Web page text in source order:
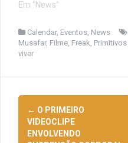
Em "News"
Calendar, Eventos News
Musafar, Filme Freak
viver
Navegação
de
← O PRIMEIRO
VIDEOCLIPE
ENVOLVENDO